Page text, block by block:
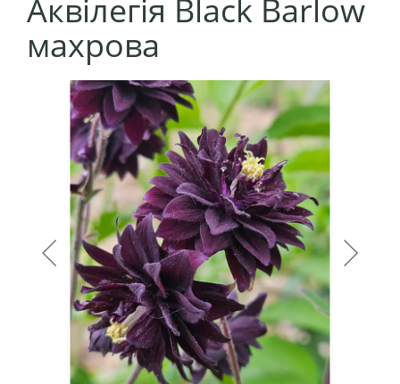
Аквілегія Black Barlow
махрова